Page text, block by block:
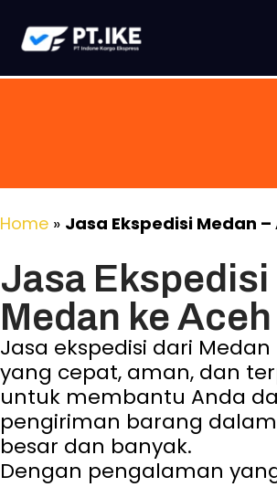
Home » Jasa Ekspedisi Medan –
Jasa Ekspedisi
Medan ke Aceh
Jasa ekspedisi dari Medan
yang cepat, aman, dan
untuk membantu Anda
pengiriman barang
besar dan banyak.
Dengan pengalaman